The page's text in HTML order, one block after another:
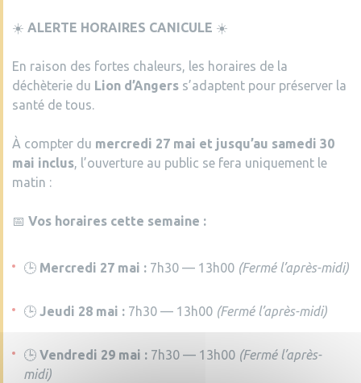
☀️ ALERTE HORAIRES CANICULE ☀️
En raison des fortes chaleurs, les horaires de la
déchèterie du Lion d’Angers s’adaptent pour préserver la
santé de tous.
À compter du mercredi 27 mai et jusqu’au samedi 30
mai inclus, l’ouverture au public se fera uniquement le
matin :
📅 Vos horaires cette semaine :
🕒 Mercredi 27 mai : 7h30 — 13h00 (Fermé l’après-midi)
🕒 Jeudi 28 mai : 7h30 — 13h00 (Fermé l’après-midi)
🕒 Vendredi 29 mai : 7h30 — 13h00 (Fermé l’après-
midi)